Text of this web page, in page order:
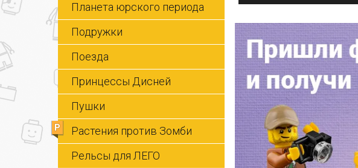
Планета юрского периода
Подружки
Поезда
Принцессы Дисней
Пушки
Р
Растения против Зомби
Рельсы для ЛЕГО